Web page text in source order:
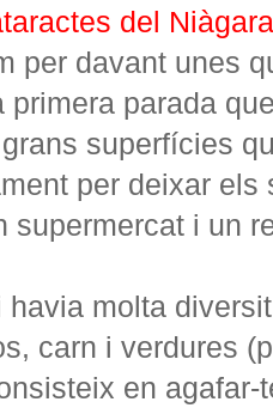
del Niàgara
per davant unes
primera parada
superfícies
per deixar els
supermercat i un
havia molta
carn i verdures
en